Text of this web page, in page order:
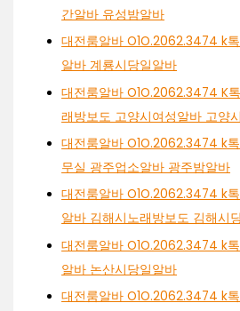
간알바 유성밤알바
대전룸알바 O1O.2062.3474 k
알바 계룡시당일알바
대전룸알바 O1O.2062.3474 K
래방보도 고양시여성알바 고양
대전룸알바 O1O.2062.3474 k
무실 광주업소알바 광주밤알바
대전룸알바 O1O.2062.3474 k
알바 김해시노래방보도 김해시
대전룸알바 O1O.2062.3474 k
알바 논산시당일알바
대전룸알바 O1O.2062.3474 k